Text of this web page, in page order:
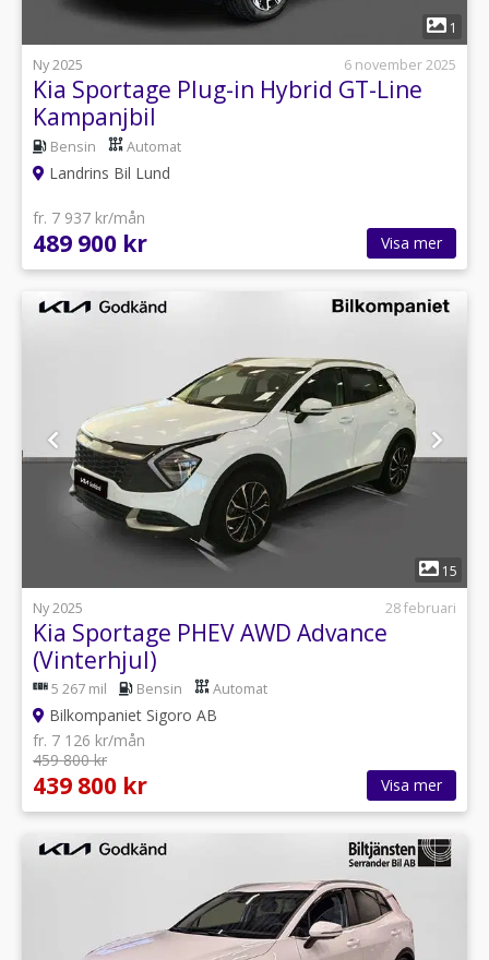
1
Ny 2025
6 november 2025
Kia Sportage Plug-in Hybrid GT-Line
Kampanjbil
Bensin Automat
Landrins Bil Lund
fr. 7 937 kr/mån
489 900 kr Visa mer
1
15
Ny 2025
28 februari
Kia Sportage PHEV AWD Advance
(Vinterhjul)
5 267 mil Bensin Automat
Bilkompaniet Sigoro AB
fr. 7 126 kr/mån
459 800 kr
439 800 kr Visa mer